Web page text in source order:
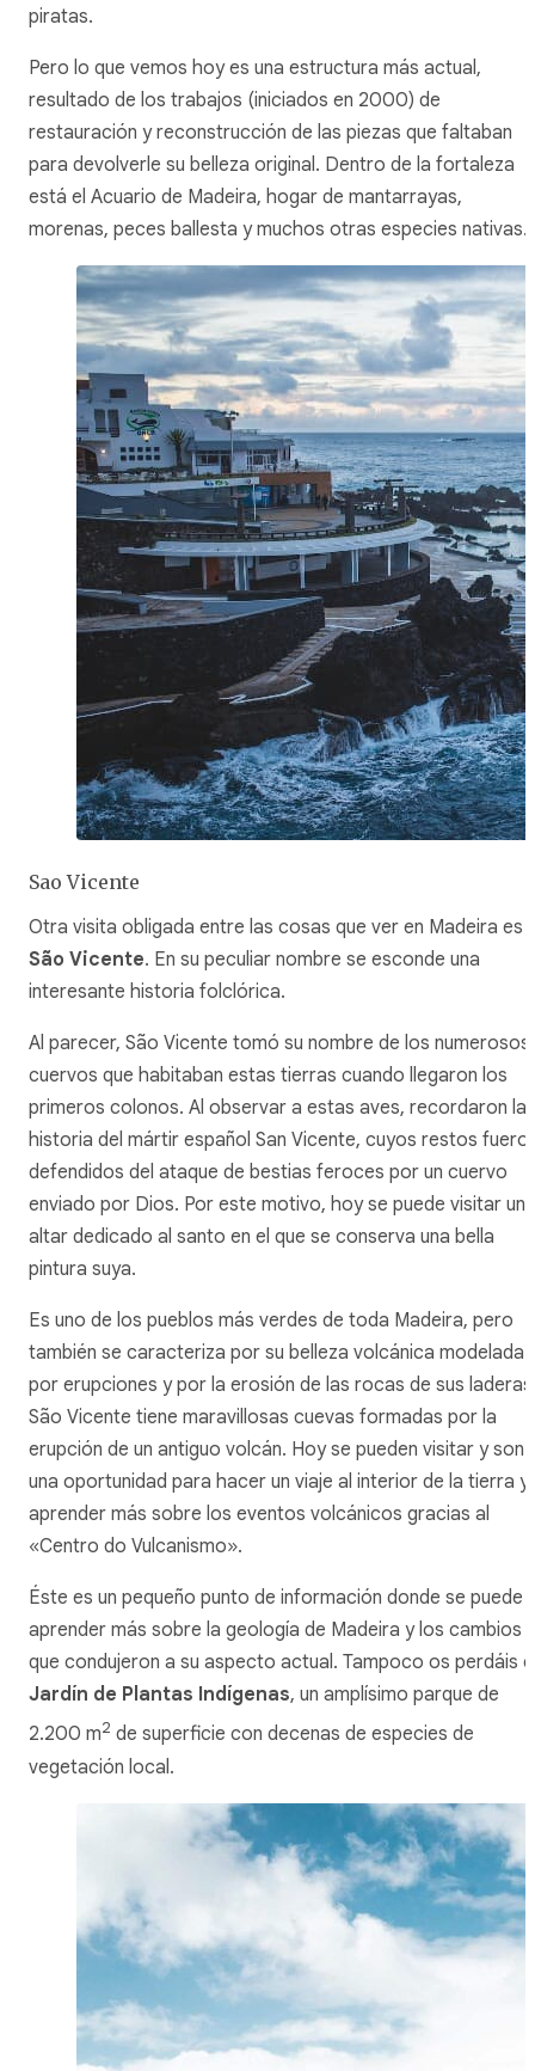
piratas.
Pero lo que vemos hoy es una estructura más actual,
resultado de los trabajos (iniciados en 2000) de
restauración y reconstrucción de las piezas que faltaban
para devolverle su belleza original. Dentro de la fortaleza
está el Acuario de Madeira, hogar de mantarrayas,
morenas, peces ballesta y muchos otras especies nativas.
Sao Vicente
Otra visita obligada entre las cosas que ver en Madeira es
São Vicente. En su peculiar nombre se esconde una
interesante historia folclórica.
Al parecer, São Vicente tomó su nombre de los numerosos
cuervos que habitaban estas tierras cuando llegaron los
primeros colonos. Al observar a estas aves, recordaron la
historia del mártir español San Vicente, cuyos restos
defendidos del ataque de bestias feroces por un cuervo
enviado por Dios. Por este motivo, hoy se puede visitar un
altar dedicado al santo en el que se conserva una bella
pintura suya.
Es uno de los pueblos más verdes de toda Madeira, pero
también se caracteriza por su belleza volcánica modelada
por erupciones y por la erosión de las rocas de sus
São Vicente tiene maravillosas cuevas formadas por la
erupción de un antiguo volcán. Hoy se pueden visitar y son
una oportunidad para hacer un viaje al interior de la tierra y
aprender más sobre los eventos volcánicos gracias al
«Centro do Vulcanismo».
Éste es un pequeño punto de información donde se puede
aprender más sobre la geología de Madeira y los cambios
que condujeron a su aspecto actual. Tampoco os perdáis
Jardín de Plantas Indígenas, un amplísimo parque de
2.200 m2 de superficie con decenas de especies de
vegetación local.